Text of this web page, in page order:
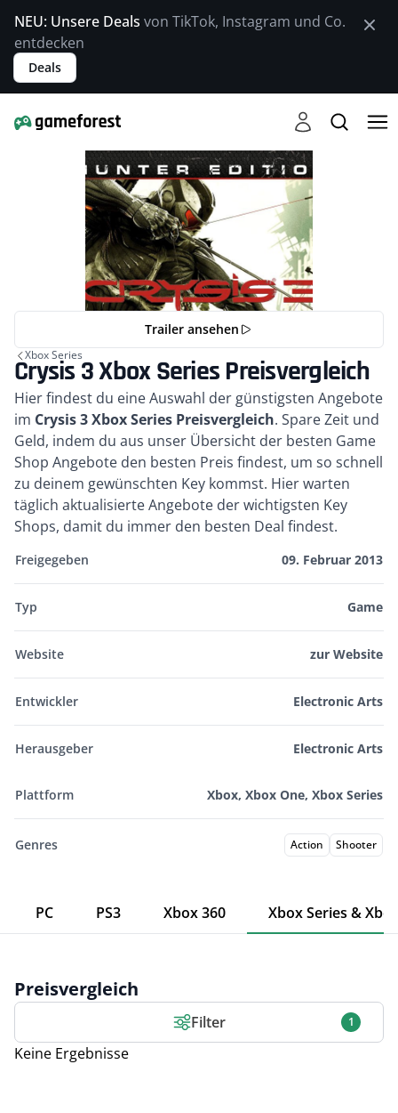
NEU: Unsere Deals von TikTok, Instagram und Co.
entdecken
Deals
Trailer ansehen
Xbox Series
Crysis 3 Xbox Series Preisvergleich
Kurzbeschreibung
Hier findest du eine Auswahl der günstigsten Angebote
im Crysis 3 Xbox Series Preisvergleich. Spare Zeit und
Geld, indem du aus unser Übersicht der besten Game
Shop Angebote den besten Preis findest, um so schnell
zu deinem gewünschten Key kommst. Hier warten
täglich aktualisierte Angebote der wichtigsten Key
Shops, damit du immer den besten Deal findest.
Freigegeben 09. Februar 2013
Typ Game
Website zur Website
Entwickler Electronic Arts
Herausgeber Electronic Arts
Plattform Xbox, Xbox One, Xbox Series
Genres Action Shooter
PC PS3 Xbox 360 Xbox Series &
Preisvergleich
Filter 1
Keine Ergebnisse